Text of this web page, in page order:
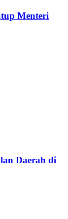
Menteri
Daerah di